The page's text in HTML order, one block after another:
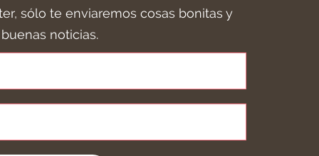
sólo te enviaremos cosas bonitas y
buenas noticias.